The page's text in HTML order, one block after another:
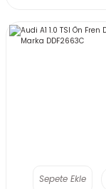
Sepete Ekle